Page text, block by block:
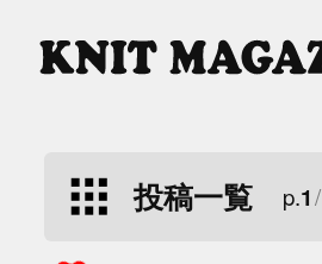
投稿一覧 p.1/